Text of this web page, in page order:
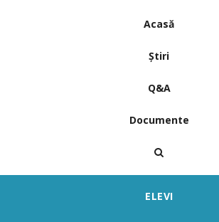
Acasă
Știri
Q&A
Documente
ELEVI